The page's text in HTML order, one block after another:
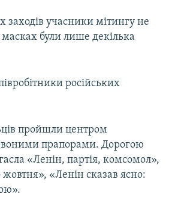
заходів учасники мітингу не
були лише декілька
російських
пройшли центром
прапорами. Дорогою
«Ленін, партія, комсомол»,
«Ленін сказав ясно: